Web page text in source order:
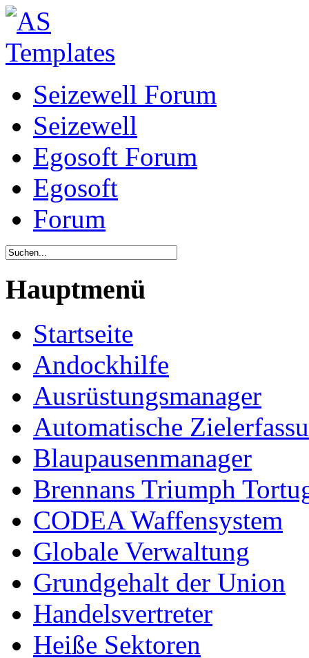
Seizewell Forum
Seizewell
Egosoft Forum
Egosoft
Forum
Hauptmenü
Startseite
Andockhilfe
Ausrüstungsmanager
Automatische
Blaupausenmanager
Brennans Triumph
CODEA Waffensystem
Globale Verwaltung
Grundgehalt der Union
Handelsvertreter
Heiße Sektoren